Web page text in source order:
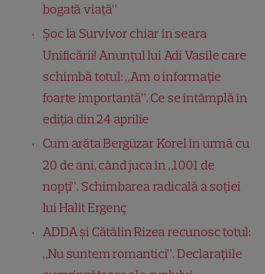
bogată viață”
Șoc la Survivor chiar în seara
Unificării! Anunțul lui Adi Vasile care
schimbă totul: „Am o informație
foarte importantă”. Ce se întâmplă în
ediția din 24 aprilie
Cum arăta Bergüzar Korel în urmă cu
20 de ani, când juca în „1001 de
nopți”. Schimbarea radicală a soției
lui Halit Ergenç
ADDA și Cătălin Rizea recunosc totul:
„Nu suntem romantici”. Declarațiile